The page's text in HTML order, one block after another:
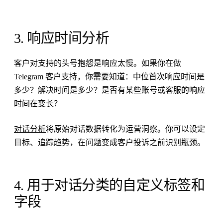
3. 响应时间分析
客户对支持的头号抱怨是响应太慢。如果你在做
Telegram 客户支持，你需要知道：中位首次响应时间是
多少？解决时间是多少？是否有某些账号或客服的响应
时间在变长？
对话分析将原始对话数据转化为运营洞察。你可以设定
目标、追踪趋势，在问题变成客户投诉之前识别瓶颈。
4. 用于对话分类的自定义标签和
字段